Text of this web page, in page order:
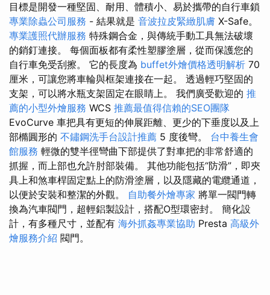
目標是開發一種堅固、耐用、體積小、易於攜帶的自行車鎖
專業除蟲公司服務 - 結果就是 音波拉皮緊緻肌膚 X-Safe。
專業護照代辦服務 特殊鋼合金，與傳統手動工具無法破壞
的銷釘連接。 每個面板都有柔性塑膠塗層，從而保護您的
自行車免受刮擦。 它的長度為 buffet外燴價格透明解析 70
厘米，可讓您將車輪與框架連接在一起。 透過輕巧堅固的
支架，可以將水瓶支架固定在眼睛上。 我們廣受歡迎的 推
薦的小型外燴服務 WCS 推薦最值得信賴的SEO團隊
EvoCurve 車把具有更短的伸展距離、更少的下垂度以及上
部橢圓形的 不鏽鋼洗手台設計推薦 5 度後彎。 台中養生會
館服務 輕微的雙半徑彎曲下部提供了對車把的非常舒適的
抓握，而上部也允許肘部裝備。 其他功能包括“防滑”，即夾
具上和煞車桿固定點上的防滑塗層，以及隱藏的電纜通道，
以便於安裝和整潔的外觀。 自助餐外燴專家 將單一閥門轉
換為汽車閥門，超輕鋁製設計，搭配O型環密封。 簡化設
計，有多種尺寸，並配有 海外抓姦專業協助 Presta 高級外
燴服務介紹 閥門。